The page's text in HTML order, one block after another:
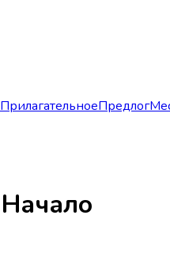
ПрилагательноеПредлог
Начало